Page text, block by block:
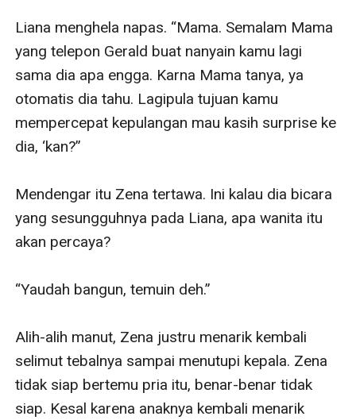
Liana menghela napas. “Mama. Semalam Mama
yang telepon Gerald buat nanyain kamu lagi
sama dia apa engga. Karna Mama tanya, ya
otomatis dia tahu. Lagipula tujuan kamu
mempercepat kepulangan mau kasih surprise ke
dia, ‘kan?”
Mendengar itu Zena tertawa. Ini kalau dia bicara
yang sesungguhnya pada Liana, apa wanita itu
akan percaya?
“Yaudah bangun, temuin deh.”
Alih-alih manut, Zena justru menarik kembali
selimut tebalnya sampai menutupi kepala. Zena
tidak siap bertemu pria itu, benar-benar tidak
siap. Kesal karena anaknya kembali menarik